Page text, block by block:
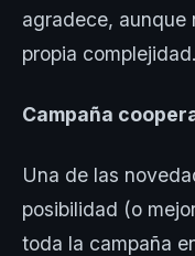
agradece, aunque
propia complejidad.
Campaña
Una de las
posibilidad (o
toda la campaña